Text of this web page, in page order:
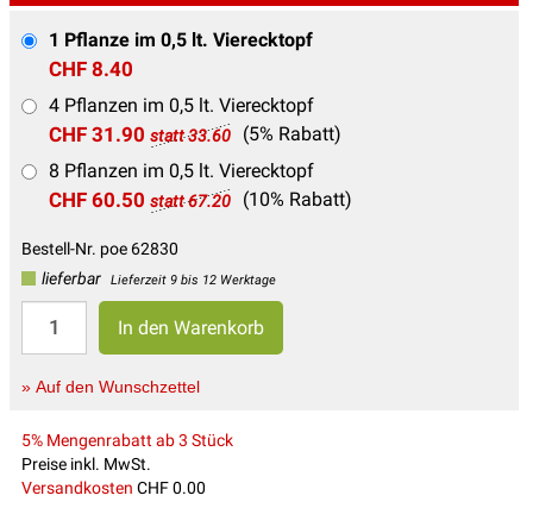
1 Pflanze im 0,5 lt. Vierecktopf
CHF 8.40
4 Pflanzen im 0,5 lt. Vierecktopf
CHF 31.90 statt 33.60
(5% Rabatt)
8 Pflanzen im 0,5 lt. Vierecktopf
CHF 60.50 statt 67.20 (10% Rabatt)
Bestell-Nr. poe 62830
lieferbar
Lieferzeit 9 bis 12 Werktage
» Auf den Wunschzettel
5% Mengenrabatt ab 3 Stück
Preise inkl. MwSt.
Versandkosten CHF 0.00